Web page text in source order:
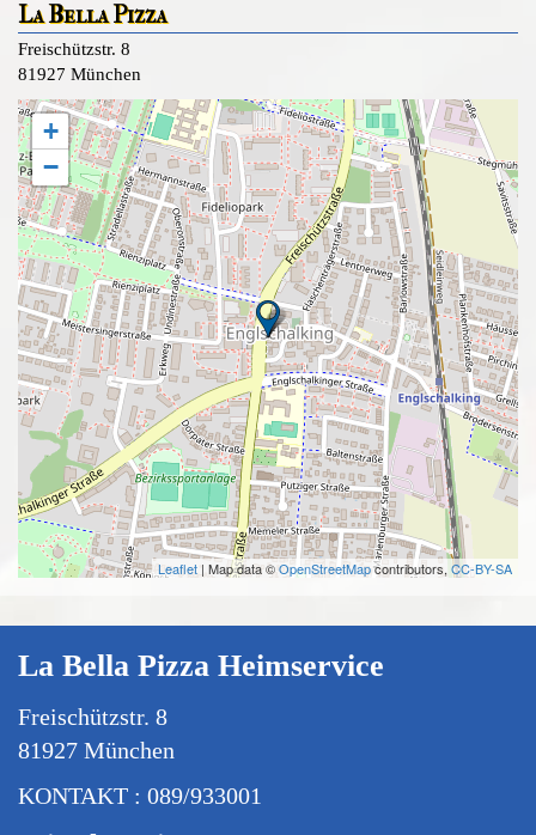
La Bella Pizza
Freischützstr. 8
81927 München
+
−
Leaflet | Map data ©OpenStreetMapcontributors, CC-BY-SA
La Bella Pizza Heimservice
Freischützstr. 8
81927 München
KONTAKT : 089/933001